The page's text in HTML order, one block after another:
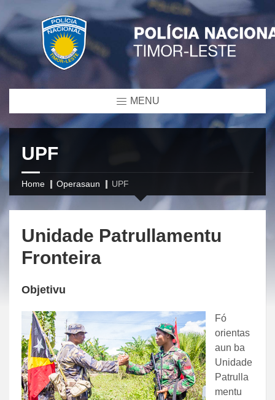
MENU
UPF
Home Operasaun UPF
Unidade Patrullamentu
Fronteira
Objetivu
Fó
orientas
aun ba
Unidade
Patrulla
mentu